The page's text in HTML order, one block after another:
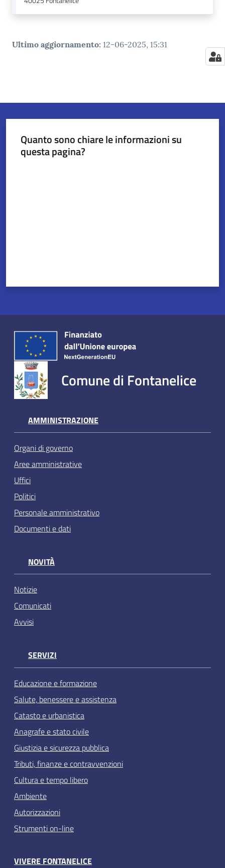
Ultimo aggiornamento: 12-06-2025, 15:31
Quanto sono chiare le informazioni su
questa pagina?
Comune di Fontanelice
AMMINISTRAZIONE
Organi di governo
Aree amministrative
Uffici
Politici
Personale amministrativo
Documenti e dati
NOVITÀ
Notizie
Comunicati
Avvisi
SERVIZI
Educazione e formazione
Salute, benessere e assistenza
Catasto e urbanistica
Anagrafe e stato civile
Giustizia e sicurezza pubblica
Tributi, finanze e contravvenzioni
Cultura e tempo libero
Ambiente
Autorizzazioni
Strumenti on-line
VIVERE FONTANELICE